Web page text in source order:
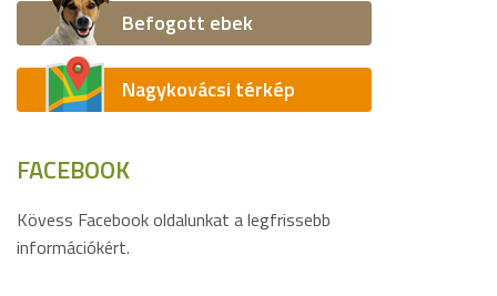
Befogott ebek
Nagykovácsi térkép
FACEBOOK
Kövess Facebook oldalunkat a legfrissebb
információkért.